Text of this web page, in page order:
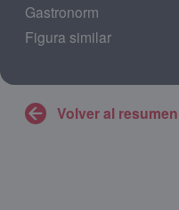
Gastronorm
Figura similar
Volver al resumen